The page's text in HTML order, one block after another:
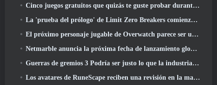
Cinco juegos gratuitos que quizás te guste probar durante el Bullet Fest
La 'prueba del prólogo' de Limit Zero Breakers comienza hoy
El próximo personaje jugable de Overwatch parece ser un jefe criminal cyborg con exceso de trabajo
Netmarble anuncia la próxima fecha de lanzamiento global de RF Online
Guerras de gremios 3 Podría ser justo lo que la industria de los MMO necesita ahora mismo
Los avatares de RuneScape reciben una revisión en la mayor actualización visual del juego en los últimos diez años